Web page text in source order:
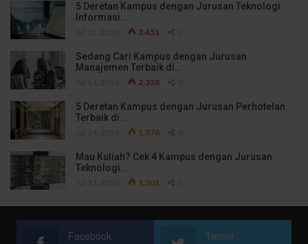
5 Deretan Kampus dengan Jurusan Teknologi
Informasi…
3,451
Sedang Cari Kampus dengan Jurusan
Manajemen Terbaik di…
2,328
5 Deretan Kampus dengan Jurusan Perhotelan
Terbaik di…
1,376
Mau Kuliah? Cek 4 Kampus dengan Jurusan
Teknologi…
1,301
Facebook Twitter